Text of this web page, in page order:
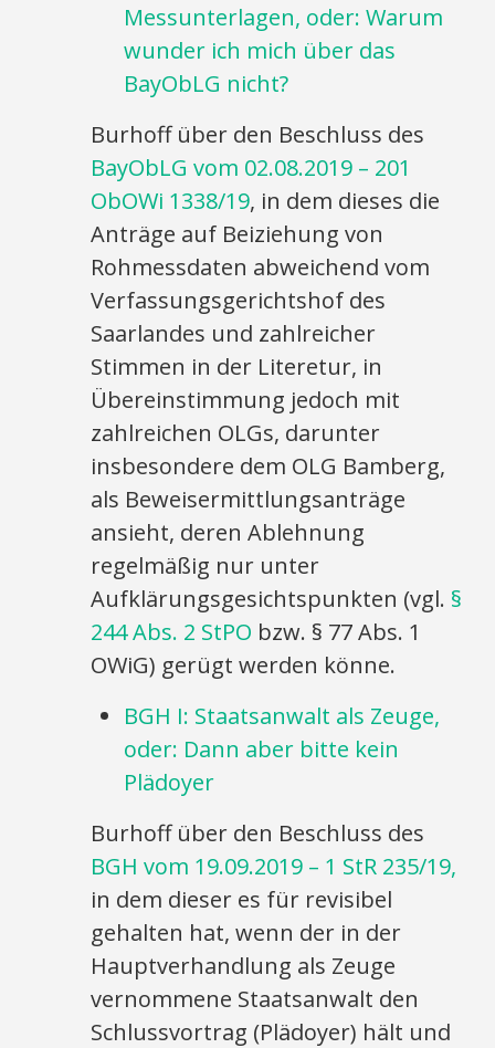
Messunterlagen, oder: Warum
wunder ich mich über das
BayObLG nicht?
Burhoff über den Beschluss des
BayObLG vom 02.08.2019 – 201
ObOWi 1338/19, in dem dieses die
Anträge auf Beiziehung von
Rohmessdaten abweichend vom
Verfassungsgerichtshof des
Saarlandes und zahlreicher
Stimmen in der Literetur, in
Übereinstimmung jedoch mit
zahlreichen OLGs, darunter
insbesondere dem OLG Bamberg,
als Beweisermittlungsanträge
ansieht, deren Ablehnung
regelmäßig nur unter
Aufklärungsgesichtspunkten (vgl. §
244 Abs. 2 StPO bzw. § 77 Abs. 1
OWiG) gerügt werden könne.
BGH I: Staatsanwalt als Zeuge,
oder: Dann aber bitte kein
Plädoyer
Burhoff über den Beschluss des
BGH vom 19.09.2019 – 1 StR 235/19,
in dem dieser es für revisibel
gehalten hat, wenn der in der
Hauptverhandlung als Zeuge
vernommene Staatsanwalt den
Schlussvortrag (Plädoyer) hält und